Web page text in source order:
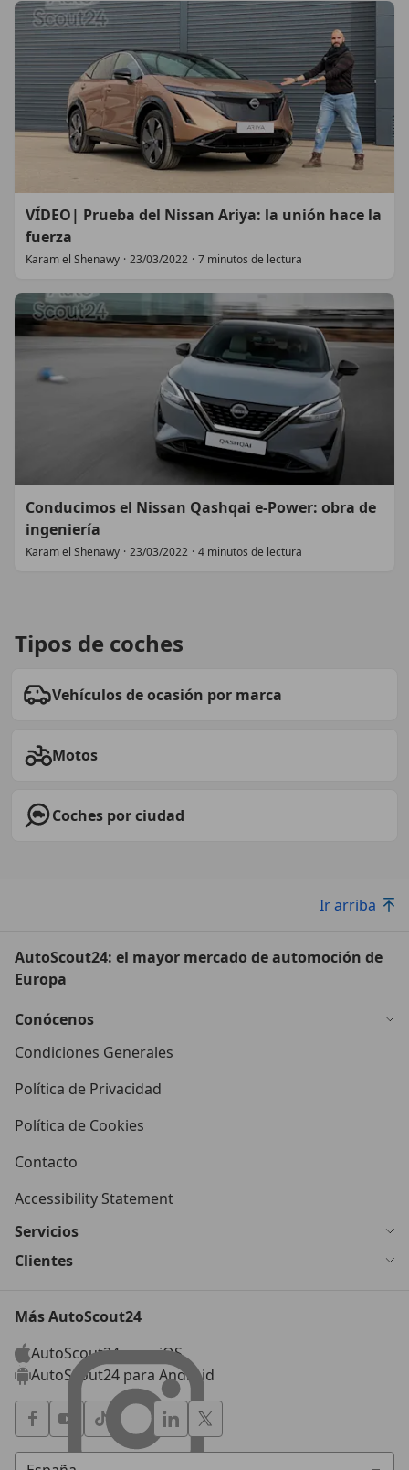
VÍDEO| Prueba del Nissan Ariya: la unión hace la
fuerza
Karam el Shenawy · 23/03/2022 · 7 minutos de lectura
Conducimos el Nissan Qashqai e-Power: obra de
ingeniería
Karam el Shenawy · 23/03/2022 · 4 minutos de lectura
Tipos de coches
Vehículos de ocasión por marca
Motos
Coches por ciudad
Ir arriba
AutoScout24: el mayor mercado de automoción de
Europa
Conócenos
Condiciones Generales
Política de Privacidad
Política de Cookies
Contacto
Accessibility Statement
Servicios
Clientes
Más AutoScout24
AutoScout24 para iOS
AutoScout24 para Android